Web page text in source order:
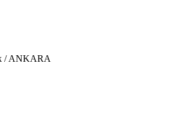
/ ANKARA